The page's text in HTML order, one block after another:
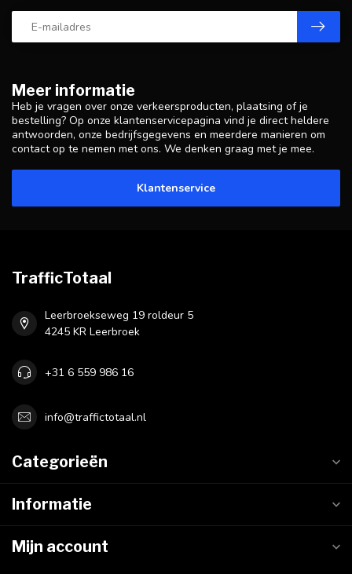
Meer informatie
Heb je vragen over onze verkeersproducten, plaatsing of je
bestelling? Op onze klantenservicepagina vind je direct heldere
antwoorden, onze bedrijfsgegevens en meerdere manieren om
contact op te nemen met ons. We denken graag met je mee.
Klantenservice
TrafficTotaal
Leerbroekseweg 19 roldeur 5
4245 KR Leerbroek
+31 6 559 986 16
info@traffictotaal.nl
Categorieën
Informatie
Mijn account